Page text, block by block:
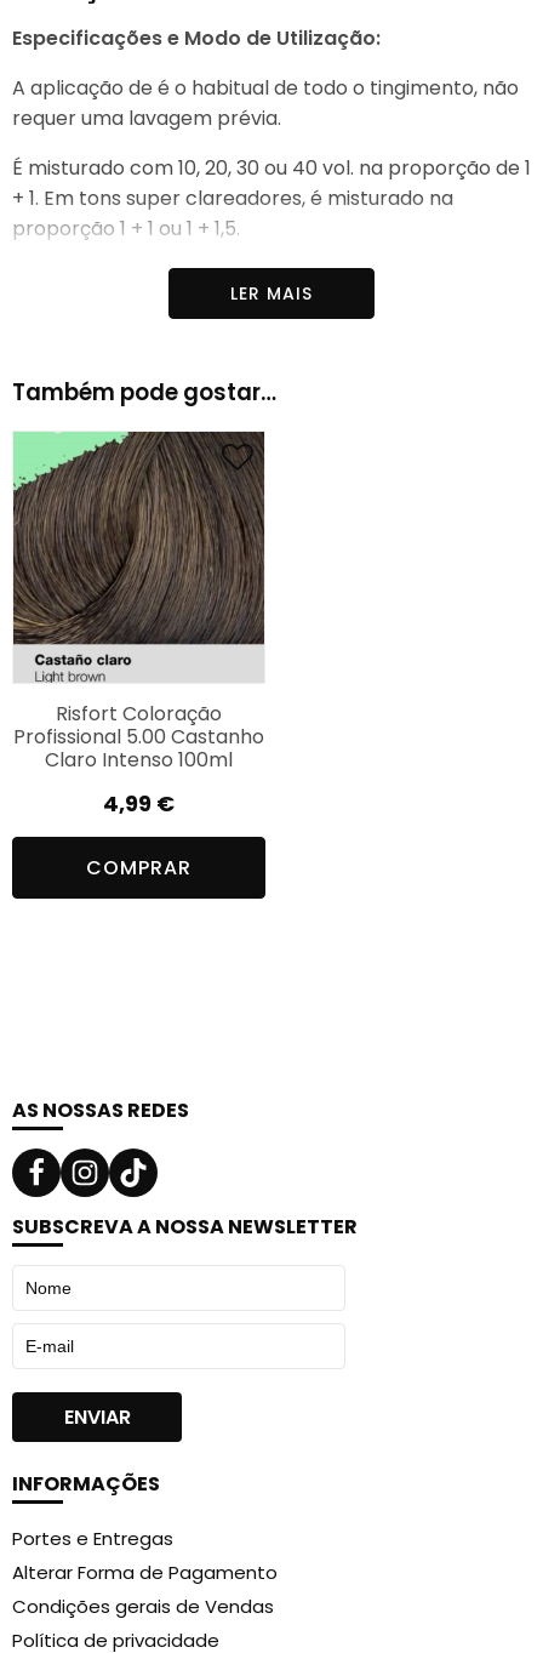
Especificações e Modo de Utilização:
A aplicação de é o habitual de todo o tingimento, não
requer uma lavagem prévia.
É misturado com 10, 20, 30 ou 40 vol. na proporção de 1
+ 1. Em tons super clareadores, é misturado na
proporção 1 + 1 ou 1 + 1,5.
É aplicado a partir das partes em que há mais cabelos
grisalhos, no pescoço e a 2 cm da raiz ao longo do
raízes começam e 10/15 minutos antes do final do
tempo de aplicação são aplicadas ao comprimento e
ao final.
A BASE DE ILUMINAÇÃO pode ser aplicada
diretamente, como se fosse uma descoloração em
creme, para fazer descolorações médias dos cabelos,
obtendo um grau de descoloração dependendo do
volume do oxidante usado e da qualidade dos cabelos
(sulfuroso / ferruginoso).
Também pode ser misturado com qualquer tom da
faixa para tingir mais claro em uma única operação,
conseguindo elevar até 4/5 tons mais claros que o
LER MAIS
Também pode gostar…
Risfort Coloração
Profissional 5.00 Castanho
Claro Intenso 100ml
4,99 €
COMPRAR
AS NOSSAS REDES
SUBSCREVA A NOSSA NEWSLETTER
INFORMAÇÕES
Portes e Entregas
Alterar Forma de Pagamento
Condições gerais de Vendas
Política de privacidade